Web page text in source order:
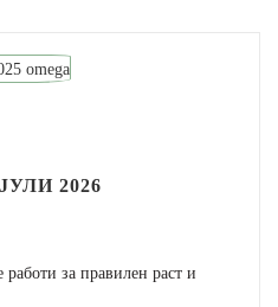
2026
за правилен раст и